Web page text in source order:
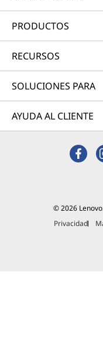
PRODUCTOS
RECURSOS
SOLUCIONES PARA
AYUDA AL CLIENTE
© 2026
Privacidad